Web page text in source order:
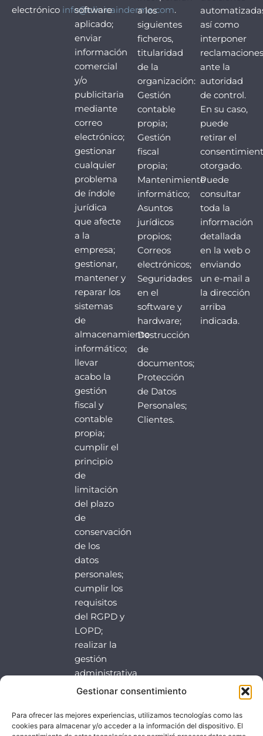
Gestionar consentimiento
Para ofrecer las mejores experiencias, utilizamos tecnologías como las
cookies para almacenar y/o acceder a la información del dispositivo. El
electrónico info@clinicainderma.com.
software
aplicado;
enviar
información
comercial
y/o
publicitaria
mediante
correo
electrónico;
gestionar
cualquier
problema
de índole
jurídica
que afecte
a la
empresa;
gestionar,
mantener y
reparar los
sistemas
de
almacenamiento
informático;
llevar
acabo la
gestión
fiscal y
contable
propia;
cumplir el
principio
de
limitación
del plazo
de
conservación
de los
datos
personales;
cumplir los
requisitos
del RGPD y
LOPD;
realizar la
gestión
administrativa
de
y llevar a
cabo la
a los
siguientes
ficheros,
titularidad
de la
organización:
Gestión
contable
propia;
Gestión
fiscal
propia;
Mantenimiento
informático;
Asuntos
jurídicos
propios;
Correos
electrónicos;
Seguridades
en el
software y
hardware;
Destrucción
de
documentos;
Protección
de Datos
Personales;
Clientes.
así como
interponer
reclamaciones
ante la
autoridad
de control.
En su caso,
puede
retirar el
otorgado.
Puede
consultar
toda la
información
detallada
en la web o
enviando
un e-mail a
la dirección
arriba
indicada.